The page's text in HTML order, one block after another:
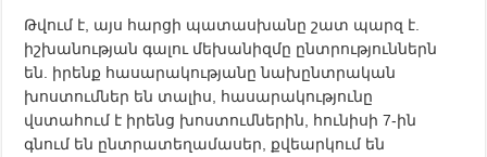
Թվում է, այս հարցի պատասխանը շատ պարզ է.
իշխանության գալու մեխանիզմը ընտրություններն
են. իրենք հասարակությանը նախընտրական
խոստումներ են տալիս, հասարակությունը
վստահում է իրենց խոստումներին, հունիսի 7-ին
գնում են ընտրատեղամասեր, քվեարկում են